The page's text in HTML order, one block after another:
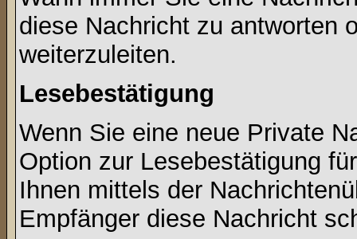
diese Nachricht zu antworten
weiterzuleiten.
Lesebestätigung
Wenn Sie eine neue Private
Option zur Lesebestätigung
Ihnen mittels der
Empfänger diese Nachricht